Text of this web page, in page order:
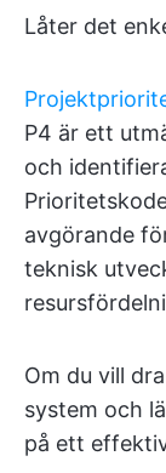
Låter det
P4 är ett
och
avgörande
teknisk
Om du vill
system och
på ett